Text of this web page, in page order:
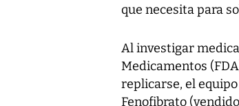
que necesita para
Al investigar
Medicamentos
replicarse, el
Fenofibrato